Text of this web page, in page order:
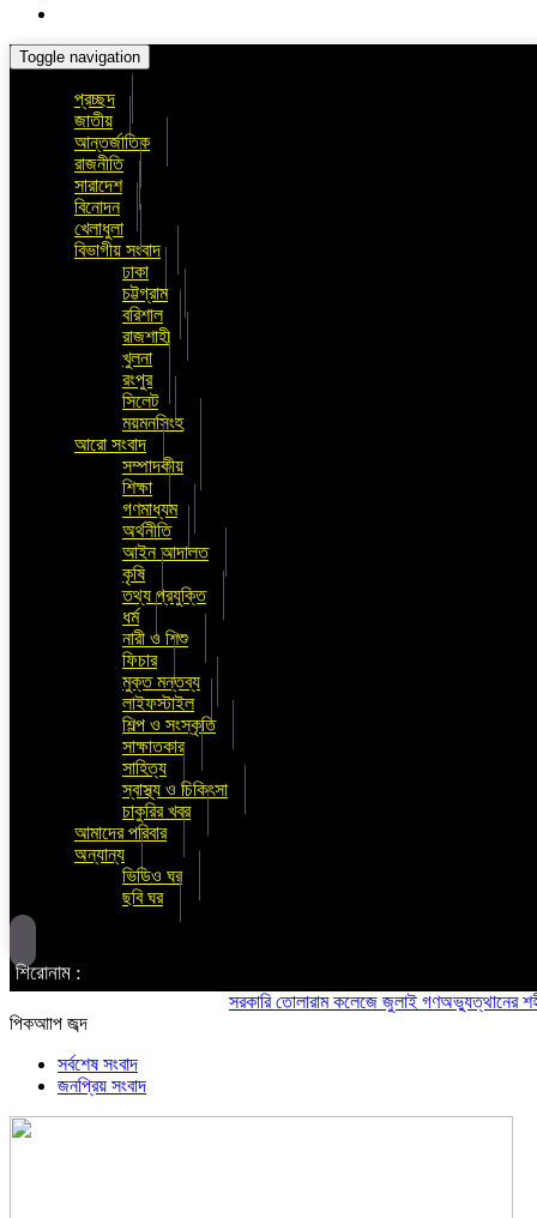
Toggle navigation
প্রচ্ছদ
জাতীয়
আন্তর্জাতিক
রাজনীতি
সারাদেশ
বিনোদন
খেলাধুলা
বিভাগীয় সংবাদ
ঢাকা
চট্টগ্রাম
বরিশাল
রাজশাহী
খুলনা
রংপুর
সিলেট
ময়মনসিংহ
আরো সংবাদ
সম্পাদকীয়
শিক্ষা
গণমাধ্যম
অর্থনীতি
আইন আদালত
কৃষি
তথ্য প্রযুক্তি
ধর্ম
নারী ও শিশু
ফিচার
মুক্ত মন্তব্য
লাইফস্টাইল
শিল্প ও সংস্কৃতি
সাক্ষাতকার
সাহিত্য
স্বাস্থ্য ও চিকিৎসা
চাকুরির খবর
আমাদের পরিবার
অন্যান্য
ভিডিও ঘর
ছবি ঘর
শিরোনাম :
সরকারি তোলারাম কলেজে জুলাই গণঅভ্যুত্থানের
পিকআাপ জব্দ
সর্বশেষ সংবাদ
জনপ্রিয় সংবাদ